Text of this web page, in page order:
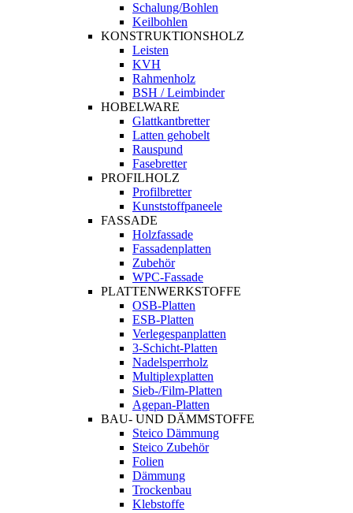
Schalung/Bohlen
Keilbohlen
KONSTRUKTIONSHOLZ
Leisten
KVH
Rahmenholz
BSH / Leimbinder
HOBELWARE
Glattkantbretter
Latten gehobelt
Rauspund
Fasebretter
PROFILHOLZ
Profilbretter
Kunststoffpaneele
FASSADE
Holzfassade
Fassadenplatten
Zubehör
WPC-Fassade
PLATTENWERKSTOFFE
OSB-Platten
ESB-Platten
Verlegespanplatten
3-Schicht-Platten
Nadelsperrholz
Multiplexplatten
Sieb-/Film-Platten
Agepan-Platten
BAU- UND DÄMMSTOFFE
Steico Dämmung
Steico Zubehör
Folien
Dämmung
Trockenbau
Klebstoffe